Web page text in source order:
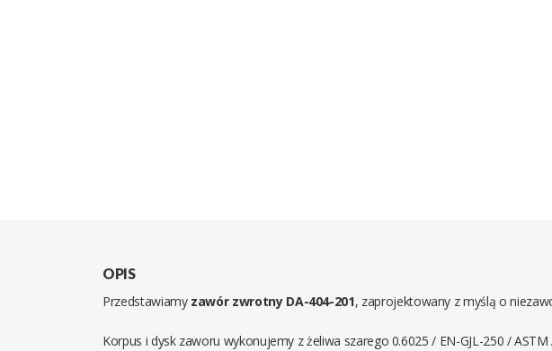
OPIS
Przedstawiamy zawór zwrotny DA-404-201, zaprojektowany z myślą o
Korpus i dysk zaworu wykonujemy z żeliwa szarego 0.6025 / EN-GJL-250 /